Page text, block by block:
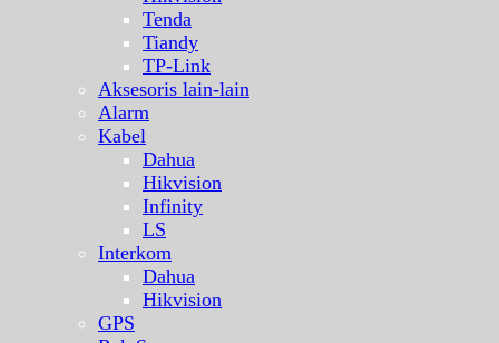
Tenda
Tiandy
TP-Link
Aksesoris lain-lain
Alarm
Kabel
Dahua
Hikvision
Infinity
LS
Interkom
Dahua
Hikvision
GPS